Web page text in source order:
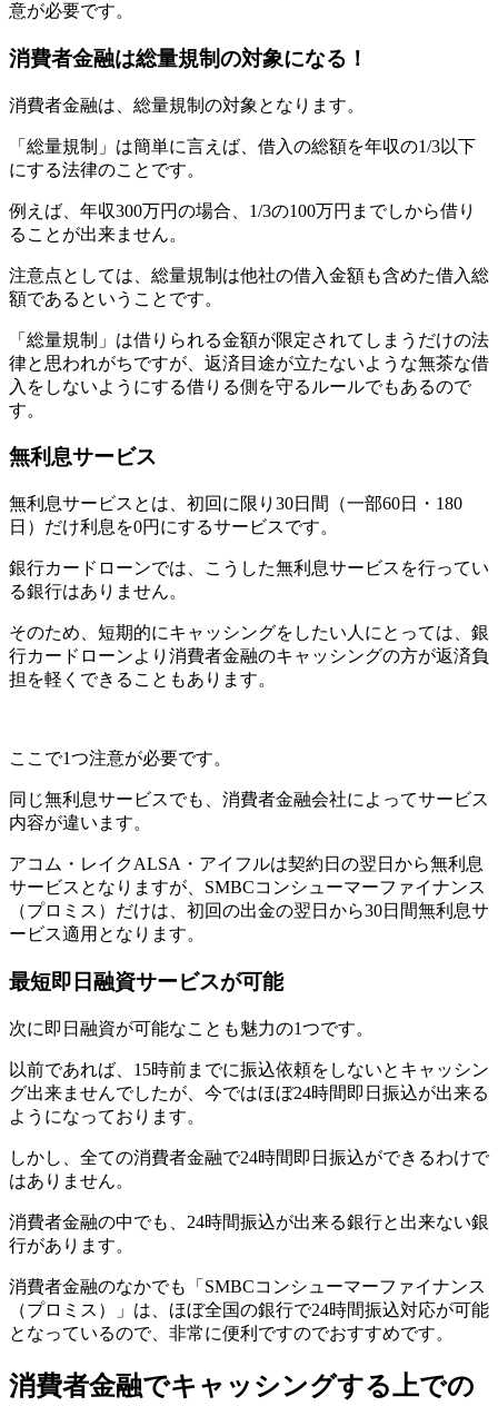
意が必要です。
消費者金融は総量規制の対象になる！
消費者金融は、総量規制の対象となります。
「総量規制」は簡単に言えば、借入の総額を年収の1/3以下
にする法律のことです。
例えば、年収300万円の場合、1/3の100万円までしから借り
ることが出来ません。
注意点としては、総量規制は他社の借入金額も含めた借入総
額であるということです。
「総量規制」は借りられる金額が限定されてしまうだけの法
律と思われがちですが、返済目途が立たないような無茶な借
入をしないようにする借りる側を守るルールでもあるので
す。
無利息サービス
無利息サービスとは、初回に限り30日間（一部60日・180
日）だけ利息を0円にするサービスです。
銀行カードローンでは、こうした無利息サービスを行ってい
る銀行はありません。
そのため、短期的にキャッシングをしたい人にとっては、銀
行カードローンより消費者金融のキャッシングの方が返済負
担を軽くできることもあります。
ここで1つ注意が必要です。
同じ無利息サービスでも、消費者金融会社によってサービス
内容が違います。
アコム・レイクALSA・アイフルは契約日の翌日から無利息
サービスとなりますが、SMBCコンシューマーファイナンス
（プロミス）だけは、初回の出金の翌日から30日間無利息サ
ービス適用となります。
最短即日融資サービスが可能
次に即日融資が可能なことも魅力の1つです。
以前であれば、15時前までに振込依頼をしないとキャッシン
グ出来ませんでしたが、今ではほぼ24時間即日振込が出来る
ようになっております。
しかし、全ての消費者金融で24時間即日振込ができるわけで
はありません。
消費者金融の中でも、24時間振込が出来る銀行と出来ない銀
行があります。
消費者金融のなかでも「SMBCコンシューマーファイナンス
（プロミス）」は、ほぼ全国の銀行で24時間振込対応が可能
となっているので、非常に便利ですのでおすすめです。
消費者金融でキャッシングする上での